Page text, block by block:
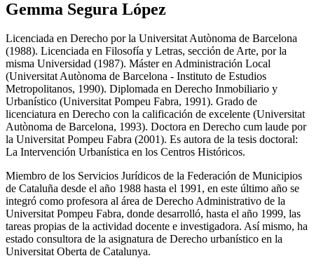
Gemma Segura López
Licenciada en Derecho por la Universitat Autònoma de Barcelona
(1988). Licenciada en Filosofía y Letras, sección de Arte, por la
misma Universidad (1987). Máster en Administración Local
(Universitat Autònoma de Barcelona - Instituto de Estudios
Metropolitanos, 1990). Diplomada en Derecho Inmobiliario y
Urbanístico (Universitat Pompeu Fabra, 1991). Grado de
licenciatura en Derecho con la calificación de excelente (Universitat
Autònoma de Barcelona, 1993). Doctora en Derecho cum laude por
la Universitat Pompeu Fabra (2001). Es autora de la tesis doctoral:
La Intervención Urbanística en los Centros Históricos.
Miembro de los Servicios Jurídicos de la Federación de Municipios
de Cataluña desde el año 1988 hasta el 1991, en este último año se
integró como profesora al área de Derecho Administrativo de la
Universitat Pompeu Fabra, donde desarrolló, hasta el año 1999, las
tareas propias de la actividad docente e investigadora. Así mismo, ha
estado consultora de la asignatura de Derecho urbanístico en la
Universitat Oberta de Catalunya.